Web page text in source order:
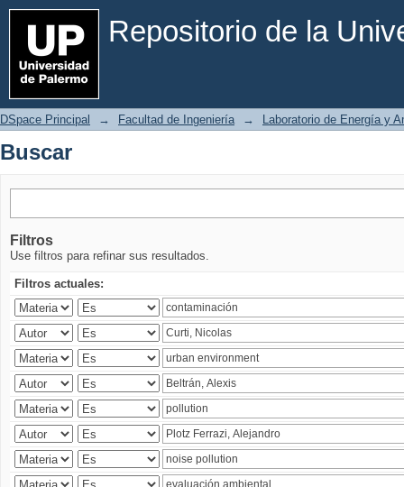
Repositorio de la
Buscar
DSpace Principal → Facultad de Ingeniería → Laboratorio de Energía y
Buscar
Filtros
Use filtros para refinar sus resultados.
Filtros actuales: